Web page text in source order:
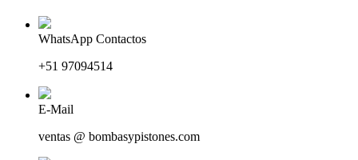
WhatsApp Contactos
+51 97094514
E-Mail
ventas @ bombasypistones.com